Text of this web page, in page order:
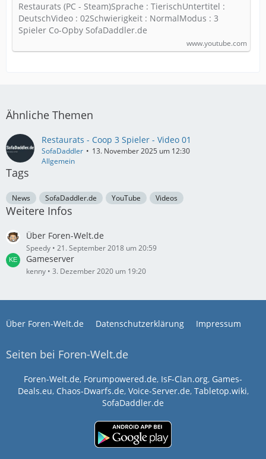
Restaurats (PC - Steam)Sprache : TierischUntertitel :
DeutschVideo : 02Schwierigkeit : NormalModus : 3
Spieler Co-Opby SofaDaddler.de
www.youtube.com
Ähnliche Themen
Restaurats - Coop 3 Spieler - Video 01
SofaDaddler
13. November 2025 um 12:30
Allgemein
Tags
News SofaDaddler.de YouTube Videos
Weitere Infos
Über Foren-Welt.de
Speedy 21. September 2018 um 20:59
Gameserver
kenny 3. Dezember 2020 um 19:20
Über Foren-Welt.de Datenschutzerklärung Impressum
Seiten bei Foren-Welt.de
Foren-Welt.de, Forumpowered.de, IsF-Clan.org, Games-
Deals.eu, Chaos-Dwarfs.de, Voice-Server.de, Tabletop.wiki,
SofaDaddler.de